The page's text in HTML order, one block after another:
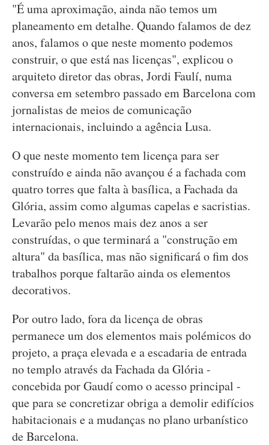
"É uma aproximação, ainda não temos um
planeamento em detalhe. Quando falamos de dez
anos, falamos o que neste momento podemos
construir, o que está nas licenças", explicou o
arquiteto diretor das obras, Jordi Faulí, numa
conversa em setembro passado em Barcelona com
jornalistas de meios de comunicação
internacionais, incluindo a agência Lusa.
O que neste momento tem licença para ser
construído e ainda não avançou é a fachada com
quatro torres que falta à basílica, a Fachada da
Glória, assim como algumas capelas e sacristias.
Levarão pelo menos mais dez anos a ser
construídas, o que terminará a "construção em
altura" da basílica, mas não significará o fim dos
trabalhos porque faltarão ainda os elementos
decorativos.
Por outro lado, fora da licença de obras
permanece um dos elementos mais polémicos do
projeto, a praça elevada e a escadaria de entrada
no templo através da Fachada da Glória -
concebida por Gaudí como o acesso principal -
que para se concretizar obriga a demolir edifícios
habitacionais e a mudanças no plano urbanístico
de Barcelona.